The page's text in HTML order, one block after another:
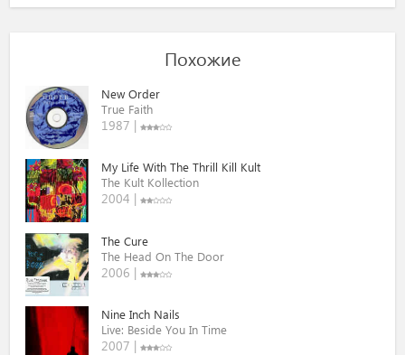
Похожие
New Order
True Faith
1987 |
My Life With The Thrill Kill Kult
The Kult Kollection
2004 |
The Cure
The Head On The Door
2006 |
Nine Inch Nails
Live: Beside You In Time
2007 |